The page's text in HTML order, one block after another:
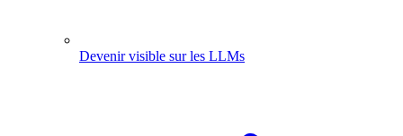
Devenir visible sur les LLMs